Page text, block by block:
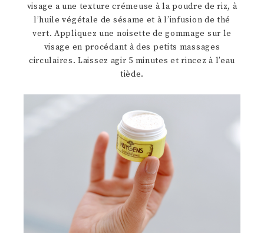
visage a une texture crémeuse à la poudre de riz, à
l’huile végétale de sésame et à l’infusion de thé
vert. Appliquez une noisette de gommage sur le
visage en procédant à des petits massages
circulaires. Laissez agir 5 minutes et rincez à l’eau
tiède.